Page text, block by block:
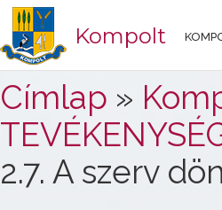
Kompolt
Jelenlegi hely
Címlap »
2.7. A szerv